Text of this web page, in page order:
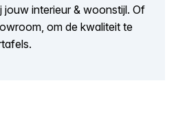
jouw interieur & woonstijl. Of
om de kwaliteit te